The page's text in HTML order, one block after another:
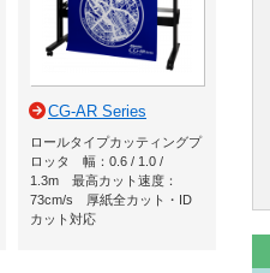
CG-AR Series
ロールタイプカッティングプ
ロッタ 幅：0.6 / 1.0 /
1.3m 最高カット速度：
73cm/s 厚紙全カット・ID
カット対応